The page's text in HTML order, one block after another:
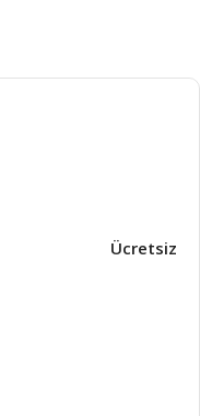
Ücretsiz